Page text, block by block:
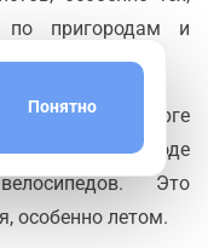
по пригородам и
Санкт-Петербурге
и в городе
Это
особенно летом.
Понятно